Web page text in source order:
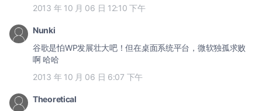
2013 年 10 月 06 日 12:10 下午
Nunki
谷歌是怕WP发展壮大吧！但在桌面系统平台，微软独孤求败
啊 哈哈
2013 年 10 月 06 日 6:07 下午
Theoretical